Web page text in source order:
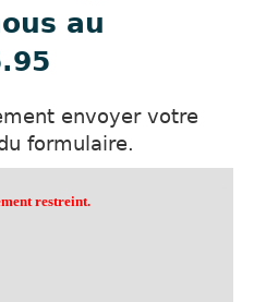
au
envoyer votre
formulaire.